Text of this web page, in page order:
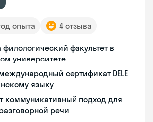
опыта 4 отзыва
филологический факультет в
университете
сертификат DELE
языку
коммуникативный подход для
речи